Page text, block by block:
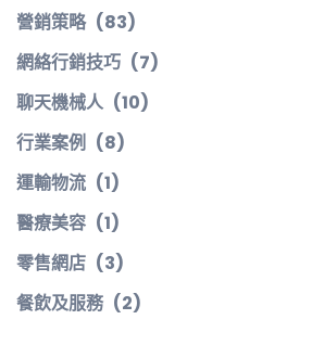
營銷策略 (83)
網絡行銷技巧 (7)
聊天機械人 (10)
行業案例 (8)
運輸物流 (1)
醫療美容 (1)
零售網店 (3)
餐飲及服務 (2)